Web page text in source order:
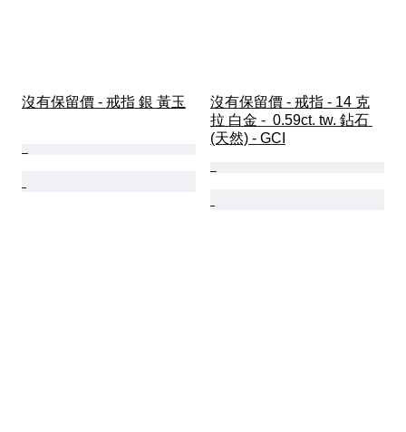
沒有保留價 - 戒指 銀 黃玉
沒有保留價 - 戒指 - 14 克
拉 白金 -  0.59ct. tw. 鉆石
(天然) - GCI